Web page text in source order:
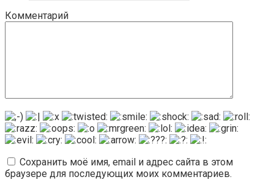
Комментарий
Сохранить моё имя, email и адрес сайта в этом
браузере для последующих моих комментариев.